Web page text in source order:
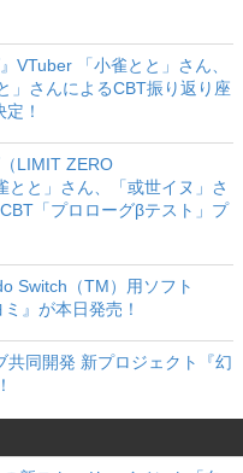
VTuber 「小雀とと」さん、
」さんによるCBT振り返り座
！
LIMIT ZERO
とと」さん、「或世イヌ」さ
「プロローグβテスト」プ
Switch（TM）用ソフト
』が本日発売！
共同開発 新プロジェクト『幻